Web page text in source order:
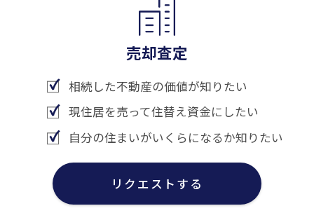
売却査定
相続した不動産の価値が知りたい
現住居を売って住替え資金にしたい
自分の住まいがいくらになるか知りたい
リクエストする